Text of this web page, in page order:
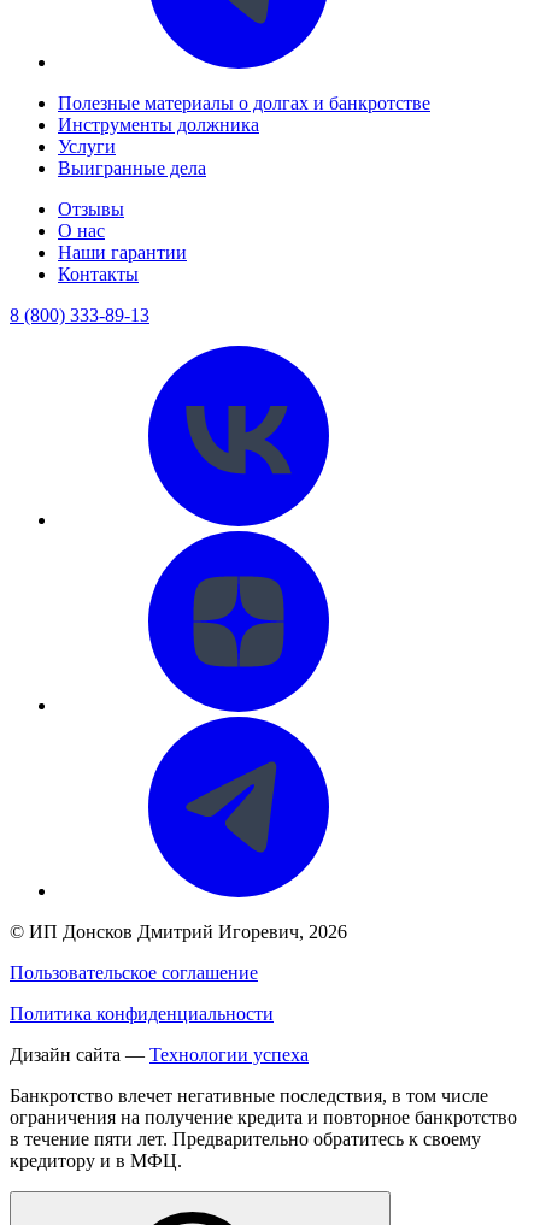
Полезные материалы о долгах и банкротстве
Инструменты должника
Услуги
Выигранные дела
Отзывы
О нас
Наши гарантии
Контакты
8 (800) 333-89-13
© ИП Донсков Дмитрий Игоревич, 2026
Пользовательское соглашение
Политика конфиденциальности
Дизайн сайта — Технологии успеха
Банкротство влечет негативные последствия, в том числе
ограничения на получение кредита и повторное банкротство
в течение пяти лет. Предварительно обратитесь к своему
кредитору и в МФЦ.